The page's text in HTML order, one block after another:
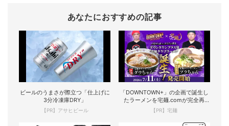
あなたにおすすめの記事
ビールのうまさが際立つ「仕上げに
3分冷凍庫DRY」
【PR】アサヒビール
「DOWNTOWN+」の企画で誕生し
たラーメンを宅麺.comが完全再
現！
【PR】宅麺